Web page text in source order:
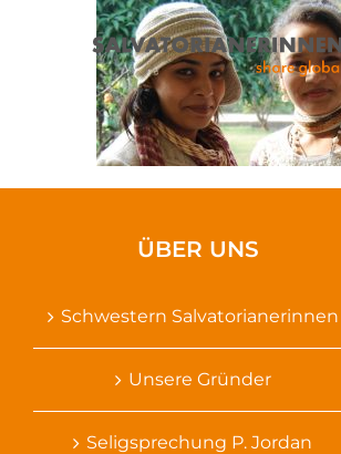
ÜBER UNS
Schwestern Salvatorianerinnen
Unsere Gründer
Seligsprechung P. Jordan